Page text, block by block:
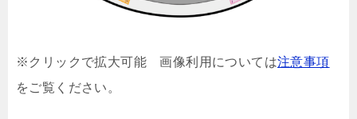
※クリックで拡大可能 画像利用については注意事項
をご覧ください。